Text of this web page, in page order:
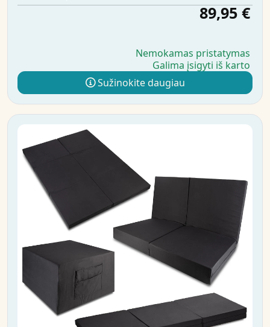
89,95 €
Nemokamas pristatymas
Galima įsigyti iš karto
Sužinokite daugiau